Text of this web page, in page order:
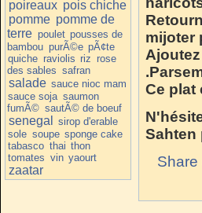
poireaux pois chiche
pomme pomme de
terre poulet pousses de
bambou purÃ©e pÃ¢te
quiche raviolis riz rose
des sables safran
salade sauce nioc mam
sauce soja saumon
fumÃ© sautÃ© de boeuf
senegal
sirop d'erable
sole soupe sponge cake
tabasco thai thon
tomates vin yaourt
zaatar
mijoter
Ce plat
Sahten